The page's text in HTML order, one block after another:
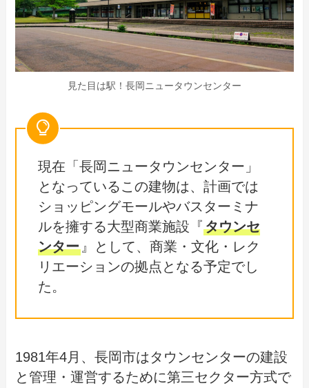
見た目は駅！長岡ニュータウンセンター
現在「長岡ニュータウンセンター」
となっているこの建物は、計画では
ショッピングモールやバスターミナ
ルを擁する大型商業施設『タウンセ
ンター』として、商業・文化・レク
リエーションの拠点となる予定でし
た。
1981年4月、長岡市はタウンセンターの建設
と管理・運営するために第三セクター方式で